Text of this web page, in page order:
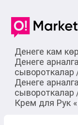
Денеге кам
Денеге
сывороткалар
Денеге
сывороткалар
Крем для Рук